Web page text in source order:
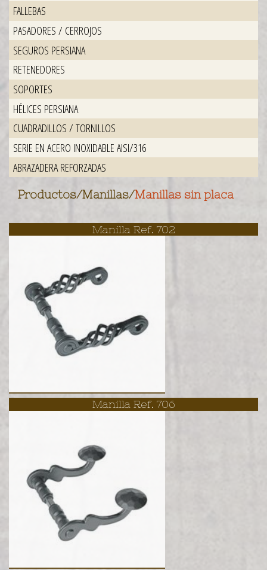
FALLEBAS
PASADORES / CERROJOS
SEGUROS PERSIANA
RETENEDORES
SOPORTES
HÉLICES PERSIANA
CUADRADILLOS / TORNILLOS
SERIE EN ACERO INOXIDABLE AISI/316
ABRAZADERA REFORZADAS
Productos/Manillas/Manillas sin placa
Manilla Ref. 702
Manilla Ref. 706